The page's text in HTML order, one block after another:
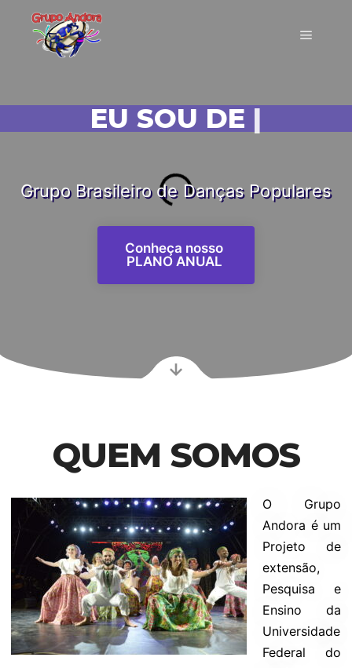
EU SOU DE ANDORA!
Grupo Brasileiro de Danças Populares
Conheça nosso
PLANO ANUAL
QUEM SOMOS
O Grupo
Andora é um
Projeto de
extensão,
Pesquisa e
Ensino da
Universidade
Federal do